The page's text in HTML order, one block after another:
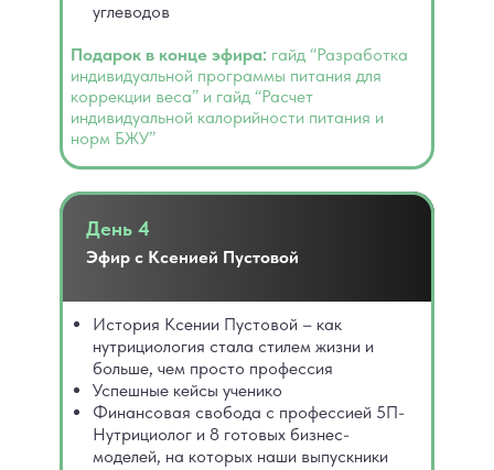
Подарок в конце эфира: гайд “Разработка
индивидуальной программы питания для
коррекции веса” и гайд “Расчет
индивидуальной калорийности питания и
норм БЖУ”
углеводов
День 4
Эфир с Ксенией Пустовой
История Ксении Пустовой – как
нутрициология стала стилем жизни и
больше, чем просто профессия
Успешные кейсы ученико
Финансовая свобода с профессией 5П-
Нутрициолог и 8 готовых бизнес-
моделей, на которых наши выпускники